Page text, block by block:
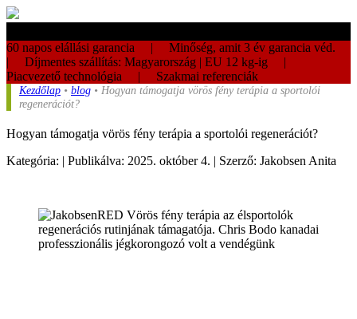
60 napos elállási garancia | Minőség, amit 3 év garancia véd.
| Díjmentes szállítás: Magyarország | EU 12 kg-ig |
Piacvezető technológia | Szakmai referenciák
Kezdőlap • blog • Hogyan támogatja vörös fény terápia a sportolói
regenerációt?
Hogyan támogatja vörös fény terápia a sportolói regenerációt?
Kategória: | Publikálva: 2025. október 4. | Szerző: Jakobsen Anita